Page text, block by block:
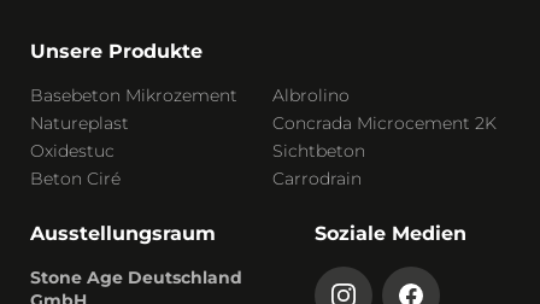
Unsere Produkte
Basebeton Mikrozement
Albrolino
Natureplast
Concrada Microcement 2K
Oxidestuc
Sichtbeton
Beton Ciré
Carrodrain
Ausstellungsraum
Stone Age Deutschland
Soziale Medien